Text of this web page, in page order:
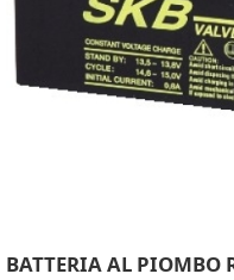
BATTERIA AL PIOMBO